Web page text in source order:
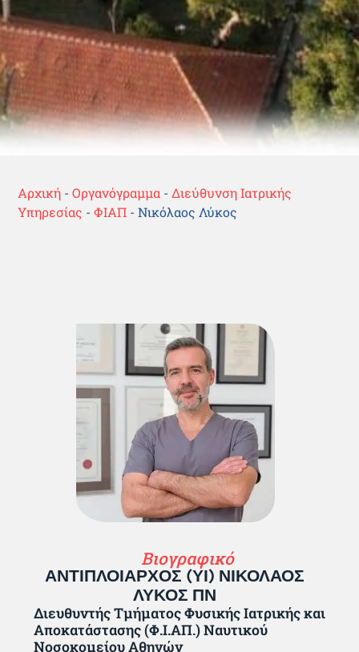
Αρχική -Οργανόγραμμα -Διεύθυνση Ιατρικής
Υπηρεσίας -ΦΙΑΠ -Νικόλαος Λύκος
Βιογραφικό
ΑΝΤΙΠΛΟΙΑΡΧΟΣ (ΥΙ) ΝΙΚΟΛΑΟΣ
ΛΥΚΟΣ ΠΝ
Διευθυντής Τμήματος Φυσικής Ιατρικής και
Αποκατάστασης (Φ.Ι.ΑΠ.) Ναυτικού
Νοσοκομείου Αθηνών